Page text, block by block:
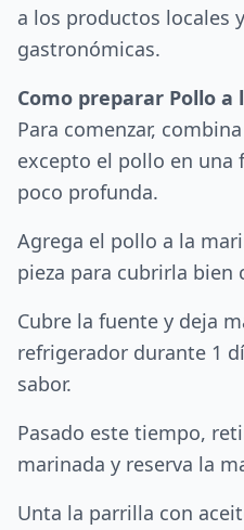
a los productos locales
gastronómicas.
Como preparar Pollo
Para comenzar,
excepto el pollo en una
poco profunda.
Agrega el pollo a la
pieza para cubrirla bien
Cubre la fuente y deja
refrigerador durante 1
sabor.
Pasado este tiempo,
marinada y reserva la
Unta la parrilla con